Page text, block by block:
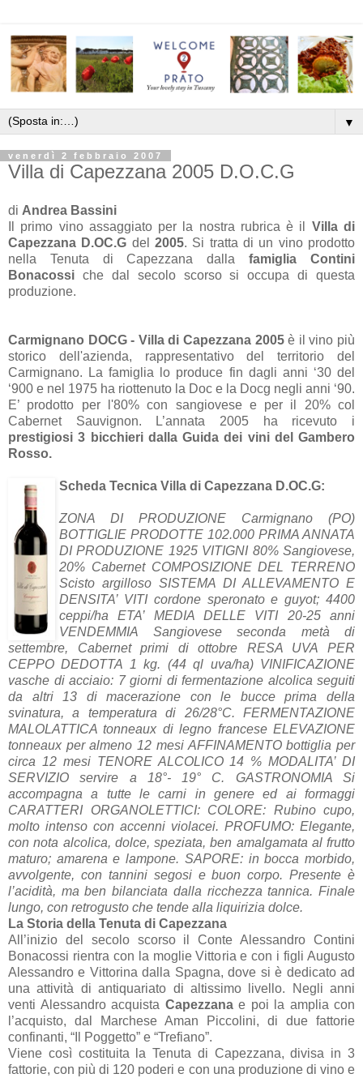
▼
venerdì 2 febbraio 2007
Villa di Capezzana 2005 D.O.C.G
di Andrea Bassini
Il primo vino assaggiato per la nostra rubrica è il Villa di
Capezzana D.OC.G del 2005. Si tratta di un vino prodotto
nella Tenuta di Capezzana dallafamiglia Contini
Bonacossi che dal secolo scorso si occupa di questa
produzione.
Carmignano DOCG - Villa di Capezzana 2005è il vino più
storico dell'azienda, rappresentativo del territorio del
Carmignano. La famiglia lo produce fin dagli anni ‘30 del
‘900 e nel 1975 ha riottenuto la Doc e la Docg negli anni ‘90.
E’ prodotto per l'80% con sangiovese e per il 20% col
Cabernet Sauvignon. L’annata 2005 ha ricevuto i
prestigiosi 3 bicchieri dalla Guida dei vini del Gambero
Rosso.
Scheda Tecnica Villa di Capezzana D.OC.G:
ZONA DI PRODUZIONE Carmignano (PO)
BOTTIGLIE PRODOTTE 102.000 PRIMA ANNATA
DI PRODUZIONE 1925 VITIGNI 80% Sangiovese,
20% Cabernet COMPOSIZIONE DEL TERRENO
Scisto argilloso SISTEMA DI ALLEVAMENTO E
DENSITA’ VITI cordone speronato e guyot; 4400
ceppi/ha ETA’ MEDIA DELLE VITI 20-25 anni
VENDEMMIA Sangiovese seconda metà di
settembre, Cabernet primi di ottobre RESA UVA PER
CEPPO DEDOTTA 1 kg. (44 ql uva/ha) VINIFICAZIONE
vasche di acciaio: 7 giorni di fermentazione alcolica seguiti
da altri 13 di macerazione con le bucce prima della
svinatura, a temperatura di 26/28°C. FERMENTAZIONE
MALOLATTICA tonneaux di legno francese ELEVAZIONE
tonneaux per almeno 12 mesi AFFINAMENTO bottiglia per
circa 12 mesi TENORE ALCOLICO 14 % MODALITA’ DI
SERVIZIO servire a 18°- 19° C. GASTRONOMIA Si
accompagna a tutte le carni in genere ed ai formaggi
CARATTERI ORGANOLETTICI: COLORE: Rubino cupo,
molto intenso con accenni violacei. PROFUMO: Elegante,
con nota alcolica, dolce, speziata, ben amalgamata al frutto
maturo; amarena e lampone. SAPORE: in bocca morbido,
avvolgente, con tannini segosi e buon corpo. Presente è
l’acidità, ma ben bilanciata dalla ricchezza tannica. Finale
lungo, con retrogusto che tende alla liquirizia dolce.
La Storia della Tenuta di Capezzana
All’inizio del secolo scorso il Conte Alessandro Contini
Bonacossi rientra con la moglie Vittoria e con i figli Augusto
Alessandro e Vittorina dalla Spagna, dove si è dedicato ad
una attività di antiquariato di altissimo livello. Negli anni
venti Alessandro acquista Capezzanae poi la amplia con
l’acquisto, dal Marchese Aman Piccolini, di due fattorie
confinanti, “Il Poggetto” e “Trefiano”.
Viene così costituita la Tenuta di Capezzana, divisa in 3
fattorie, con più di 120 poderi e con una produzione di vino e